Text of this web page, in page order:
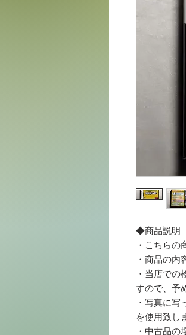
◆商品説明
・こちらの
・商品の内
・当店で
すので、予
・写真に写
を使用致し
・中古品